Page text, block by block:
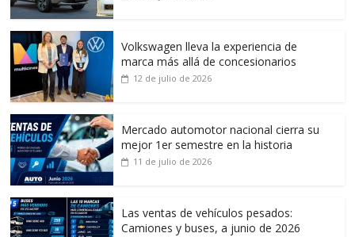
Volkswagen lleva la experiencia de
marca más allá de concesionarios
12 de julio de 2026
Mercado automotor nacional cierra su
mejor 1er semestre en la historia
11 de julio de 2026
Las ventas de vehículos pesados:
Camiones y buses, a junio de 2026